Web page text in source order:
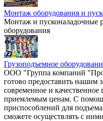
Монтаж оборудования и
Монтаж и пусконаладочные
оборудования
Грузоподъемное
ООО "Группа компаний
готово предоставить нашим
современное и
приемлемым ценам. С
приспособлений для
сможете осуществлять с